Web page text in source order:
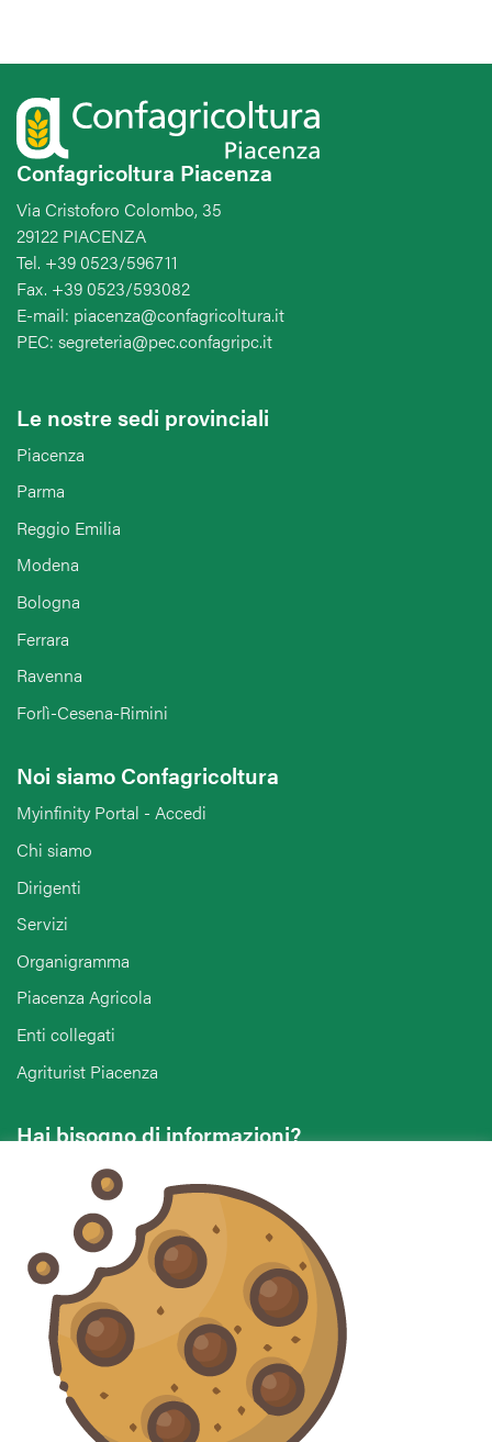
Confagricoltura Piacenza
Via Cristoforo Colombo, 35
29122 PIACENZA
Tel. +39 0523/596711
Fax. +39 0523/593082
E-mail: piacenza@confagricoltura.it
PEC: segreteria@pec.confagripc.it
Le nostre sedi provinciali
Piacenza
Parma
Reggio Emilia
Modena
Bologna
Ferrara
Ravenna
Forlì-Cesena-Rimini
Noi siamo Confagricoltura
Myinfinity Portal - Accedi
Chi siamo
Dirigenti
Servizi
Organigramma
Piacenza Agricola
Enti collegati
Agriturist Piacenza
Hai bisogno di informazioni?
Vuoi contattarci per ricevere assistenza, lasciare un
commento o chiedere informazioni?
CONTATTACI
Seguici sui social